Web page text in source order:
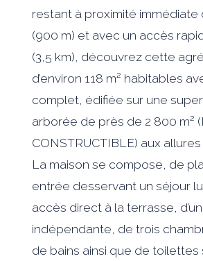
restant à proximité
(900 m) et avec un accès
(3,5 km), découvrez cette
d’environ 118 m² habitables
complet, édifiée sur une
arborée de près de 2 800 m²
CONSTRUCTIBLE) aux
La maison se compose, de
entrée desservant un séjour
accès direct à la terrasse,
indépendante, de trois
de bains ainsi que de toilettes